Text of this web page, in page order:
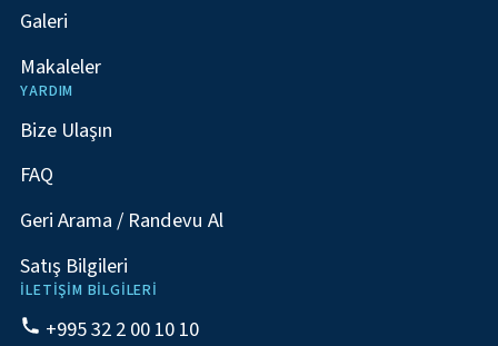
Galeri
Makaleler
YARDIM
Bize Ulaşın
FAQ
Geri Arama / Randevu Al
Satış Bilgileri
İLETIŞIM BILGILERI
+995 32 2 00 10 10